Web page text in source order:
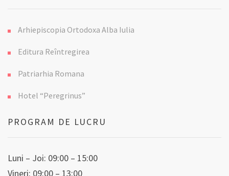
Arhiepiscopia Ortodoxa Alba Iulia
Editura Reîntregirea
Patriarhia Romana
Hotel “Peregrinus”
PROGRAM DE LUCRU
Luni – Joi: 09:00 – 15:00
Vineri: 09:00 – 13:00